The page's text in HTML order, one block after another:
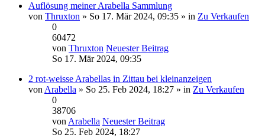
Auflösung meiner Arabella Sammlung
von Thruxton » So 17. Mär 2024, 09:35 » in Zu Verkaufen
0
60472
von Thruxton Neuester Beitrag
So 17. Mär 2024, 09:35
2 rot-weisse Arabellas in Zittau bei kleinanzeigen
von Arabella » So 25. Feb 2024, 18:27 » in Zu Verkaufen
0
38706
von Arabella Neuester Beitrag
So 25. Feb 2024, 18:27